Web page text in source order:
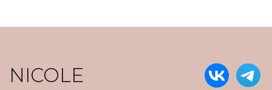
NICOLE